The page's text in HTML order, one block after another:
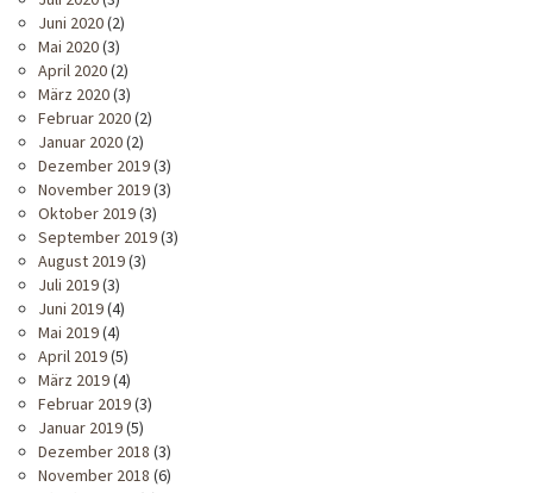
Juni 2020(2)
Mai 2020(3)
April 2020(2)
März 2020(3)
Februar 2020(2)
Januar 2020(2)
Dezember 2019(3)
November 2019(3)
Oktober 2019(3)
September 2019(3)
August 2019(3)
Juli 2019(3)
Juni 2019(4)
Mai 2019(4)
April 2019(5)
März 2019(4)
Februar 2019(3)
Januar 2019(5)
Dezember 2018 (3)
November 2018 (6)